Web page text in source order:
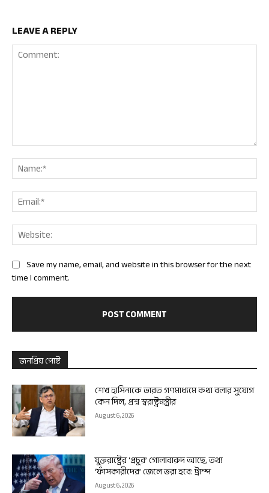
LEAVE A REPLY
Save my name, email, and website in this browser for the next
time I comment.
জনপ্রিয় পোষ্ট
শেখ হাসিনাকে ভারত গণমাধ্যমে কথা বলার সুযোগ
কেন দিল, প্রশ্ন স্বরাষ্ট্রমন্ত্রীর
August 6, 2026
যুক্তরাষ্ট্রের ‘প্রচুর’ গোলাবারুদ আছে, তথ্য
‘ফাঁসকারীদের’ জেলে ভরা হবে: ট্রাম্প
August 6, 2026